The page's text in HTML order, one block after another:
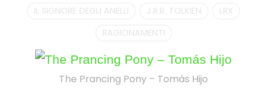
IL SIGNORE DEGLI ANELLI J.R.R. TOLKIEN
LRX
RAGIONAMENTI
The Prancing Pony – Tomás Hijo